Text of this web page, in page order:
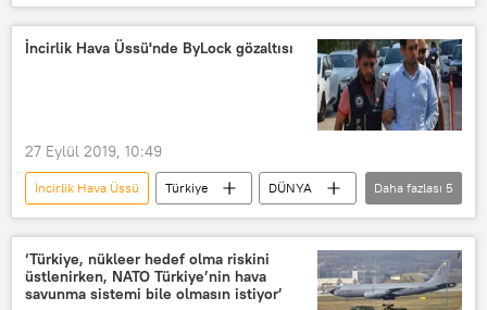
TÜRKİYE
Adana
İncirlik Hava Üssü
İncirlik Hava Üssü
İncirlik Hava Üssü'nde ByLock gözaltısı
27 Eylül 2019, 10:49
İncirlik Hava Üssü Türkiye
DÜNYA
Haberler
POLİTİKA
ByLock
FETÖ
Adana
Daha fazlası 5
‘Türkiye, nükleer hedef olma riskini
üstlenirken, NATO Türkiye’nin hava
savunma sistemi bile olmasın istiyor’